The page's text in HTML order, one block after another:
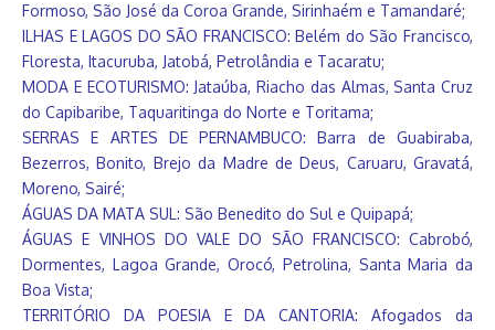
Formoso, São José da Coroa Grande, Sirinhaém e Tamandaré;
ILHAS E LAGOS DO SÃO FRANCISCO: Belém do São Francisco,
Floresta, Itacuruba, Jatobá, Petrolândia e Tacaratu;
MODA E ECOTURISMO: Jataúba, Riacho das Almas, Santa Cruz
do Capibaribe, Taquaritinga do Norte e Toritama;
SERRAS E ARTES DE PERNAMBUCO: Barra de Guabiraba,
Bezerros, Bonito, Brejo da Madre de Deus, Caruaru, Gravatá,
Moreno, Sairé;
ÁGUAS DA MATA SUL: São Benedito do Sul e Quipapá;
ÁGUAS E VINHOS DO VALE DO SÃO FRANCISCO: Cabrobó,
Dormentes, Lagoa Grande, Orocó, Petrolina, Santa Maria da
Boa Vista;
TERRITÓRIO DA POESIA E DA CANTORIA: Afogados da